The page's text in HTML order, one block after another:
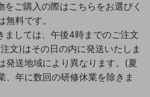
ご購入の際はこちらをお選びく
無料です。
ましては、午後4時までのご注文
文)はその日の内に発送いたしま
発送地域により異なります。(夏
、年に数回の研修休業を除きま